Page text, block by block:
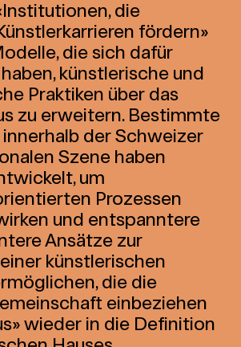
die
fördern»
die sich dafür
künstlerische und
Praktiken über das
zu erweitern. Bestimmte
der Schweizer
Szene haben
um
Prozessen
und entspanntere
Ansätze zur
künstlerischen
die die
einbeziehen
wieder in die Definition